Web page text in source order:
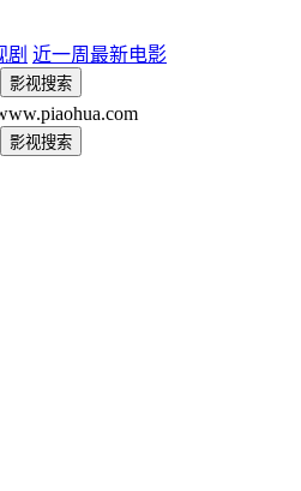
剧 近一周最新电影